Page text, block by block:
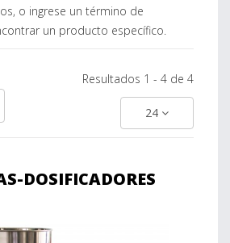
o ingrese un término de
un producto específico.
Resultados 1 - 4 de 4
24
DOSIFICADORES